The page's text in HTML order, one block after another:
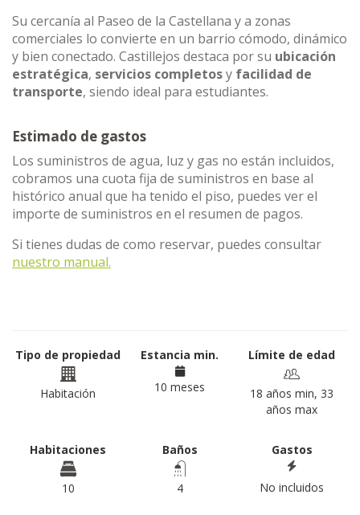
Su cercanía al Paseo de la Castellana y a zonas
comerciales lo convierte en un barrio cómodo, dinámico
y bien conectado. Castillejos destaca por su ubicación
estratégica, servicios completosy facilidad de
transporte, siendo ideal para estudiantes.
Estimado de gastos
Los suministros de agua, luz y gas no están incluidos,
cobramos una cuota fija de suministros en base al
histórico anual que ha tenido el piso, puedes ver el
importe de suministros en el resumen de pagos.
Si tienes dudas de como reservar, puedes consultar
nuestro manual.
Tipo de propiedad
Habitación
Estancia min.
10 meses
Límite de edad
18 años min, 33
años max
Habitaciones
10
Baños
4
Gastos
No incluidos